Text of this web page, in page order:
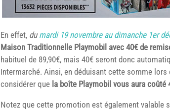
En effet, dumardi 19 novembre au dimanche 1er
Maison Traditionnelle Playmobil avec 40€ de
habituel de 89,90€, mais 40€ seront donc
Intermarché. Ainsi, en déduisant cette somme
considérer que la boîte Playmobil vous aura coûté
Notez que cette promotion est également valable